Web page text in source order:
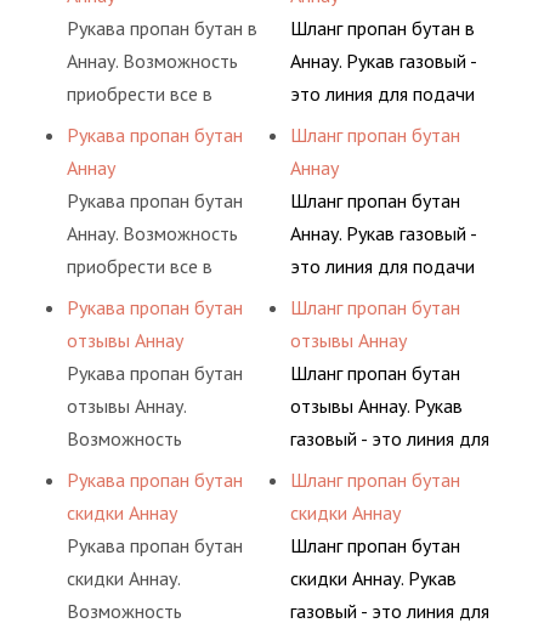
для многих
потребителей, так как
затрата времени на
материалов, это
затрата собственной
энергии, времени и
конечно средств.
Рукава пропан бутан в
Аннау. Возможность
приобрести все в
одном месте это
главное преимущество
для многих
потребителей, так как
затрата времени на
материалов, это
затрата собственной
энергии, времени и
конечно средств.
Рукава пропан бутан
Аннау
Рукава пропан бутан
Аннау. Возможность
приобрести все в
одном месте это
главное преимущество
для многих
потребителей, так как
затрата времени на
материалов, это
затрата собственной
энергии, времени и
конечно средств.
Рукава пропан бутан
отзывы Аннау
Рукава пропан бутан
отзывы Аннау.
Возможность
приобрести все в
одном месте это
главное преимущество
для многих
потребителей, так как
Рукава пропан бутан
скидки Аннау
Рукава пропан бутан
скидки Аннау.
Возможность
сжиженного газа
(кислород, аргон, метан,
пропан, бутан,
определенными
элементами системы.
Шланг пропан бутан в
Аннау. Рукав газовый -
это линия для подачи
сжатого воздуха и
различных типов
сжиженного газа
(кислород, аргон, метан,
пропан, бутан,
определенными
элементами системы.
Шланг пропан бутан
Аннау
Шланг пропан бутан
Аннау. Рукав газовый -
это линия для подачи
сжатого воздуха и
различных типов
сжиженного газа
(кислород, аргон, метан,
пропан, бутан,
определенными
элементами системы.
Шланг пропан бутан
отзывы Аннау
Шланг пропан бутан
отзывы Аннау. Рукав
газовый - это линия для
подачи сжатого
воздуха и различных
типов сжиженного газа
(кислород, аргон, метан,
пропан, бутан,
Шланг пропан бутан
скидки Аннау
Шланг пропан бутан
скидки Аннау. Рукав
газовый - это линия для